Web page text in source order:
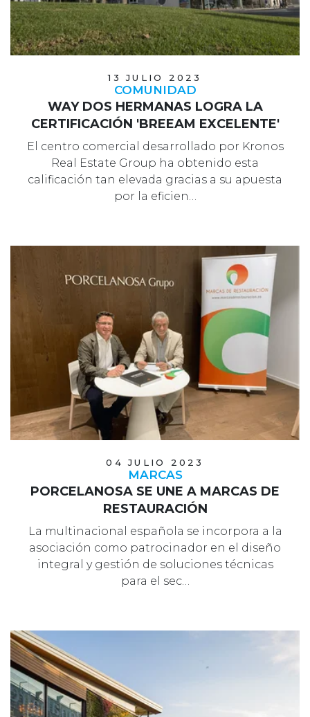
13 JULIO 2023
COMUNIDAD
WAY DOS HERMANAS LOGRA LA
CERTIFICACIÓN 'BREEAM EXCELENTE'
El centro comercial desarrollado por Kronos
Real Estate Group ha obtenido esta
calificación tan elevada gracias a su apuesta
por la eficien…
04 JULIO 2023
MARCAS
PORCELANOSA SE UNE A MARCAS DE
RESTAURACIÓN
La multinacional española se incorpora a la
asociación como patrocinador en el diseño
integral y gestión de soluciones técnicas
para el sec…